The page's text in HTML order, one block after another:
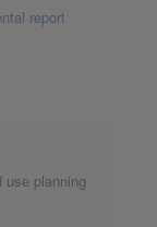
report
use planning